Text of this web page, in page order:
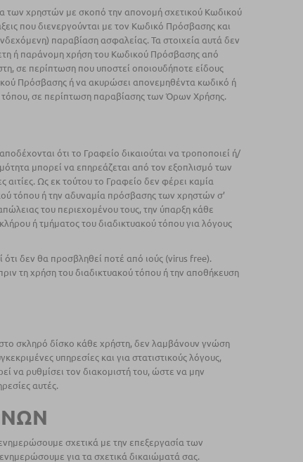
των χρηστών με σκοπό την απονομή σχετικού Κωδικού
που διενεργούνται με τον Κωδικό Πρόσβασης και
παραβίαση ασφαλείας. Τα στοιχεία αυτά δεν
ή παράνομη χρήση του Κωδικού Πρόσβασης από
σε περίπτωση που υποστεί οποιουδήποτε είδους
Πρόσβασης ή να ακυρώσει απονεμηθέντα κωδικό ή
τόπου, σε περίπτωση παραβίασης των Όρων Χρήσης.
ότι το Γραφείο δικαιούται να τροποποιεί ή/
μπορεί να επηρεάζεται από τον εξοπλισμό των
Ως εκ τούτου το Γραφείο δεν φέρει καμία
τόπου ή την αδυναμία πρόσβασης των χρηστών σ’
του περιεχομένου τους, την ύπαρξη κάθε
ή τμήματος του διαδικτυακού τόπου για λόγους
δεν θα προσβληθεί ποτέ από ιούς (virus free).
τη χρήση του διαδικτυακού τόπου ή την αποθήκευση
σκληρό δίσκο κάθε χρήστη, δεν λαμβάνουν γνώση
υπηρεσίες και για στατιστικούς λόγους,
να ρυθμίσει τον διακομιστή του, ώστε να μην
αυτές.
σχετικά με την επεξεργασία των
για τα σχετικά δικαιώματά σας.